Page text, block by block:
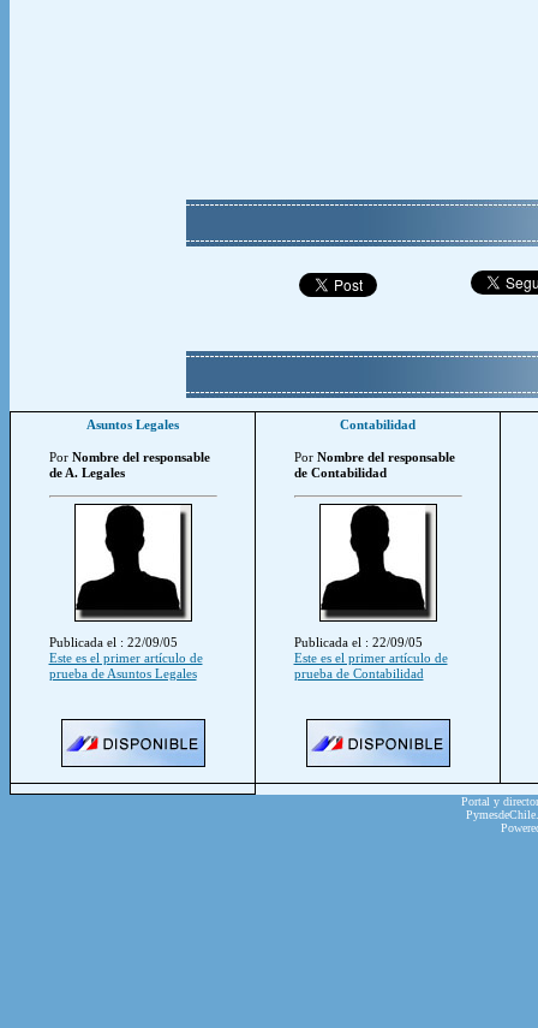
Asuntos Legales
Por Nombre del responsable
de A. Legales
Publicada el : 22/09/05
Este es el primer artículo de
prueba de Asuntos Legales
Contabilidad
Por Nombre del responsable
de Contabilidad
Publicada el : 22/09/05
Este es el primer artículo de
prueba de Contabilidad
Portal y